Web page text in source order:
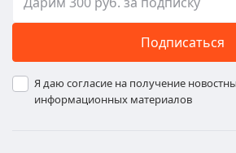
Подписаться
Я даю согласие на получение
информационных материалов